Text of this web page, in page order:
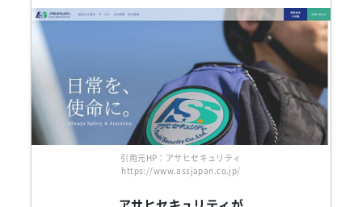
引用元HP：アサヒセキュリティ
https://www.assjapan.co.jp/